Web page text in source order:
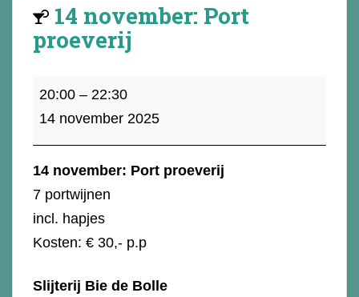
14 november: Port
proeverij
14
november:
20:00 – 22:30
14 november 2025
14 november: Port proeverij
7 portwijnen
incl. hapjes
Kosten: € 30,- p.p
Slijterij Bie de Bolle